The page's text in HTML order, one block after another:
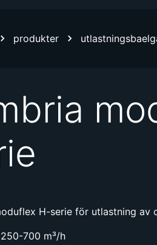
produkter
H-serie för utlastning av
700 m³/h